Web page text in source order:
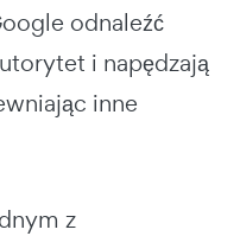
odnaleźć
i napędzają
inne
z